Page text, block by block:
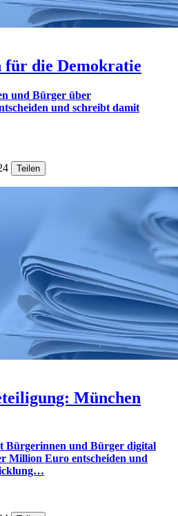
für die Demokratie
und Bürger über
und schreibt damit
Teilen
München
Bürgerinnen und Bürger digital
Million Euro entscheiden und